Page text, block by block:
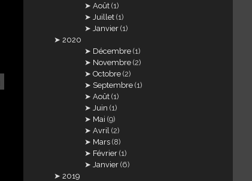
Août (1)
Juillet (1)
Janvier (1)
2020
Décembre (1)
Novembre (2)
Octobre (2)
Septembre (1)
Août (1)
Juin (1)
Mai (9)
Avril (2)
Mars (8)
Février (1)
Janvier (6)
2019